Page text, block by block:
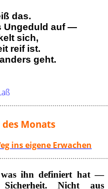
das.
Ungeduld auf —
sich,
reif ist.
geht.
Monats
ins eigene Erwachen
was ihn definiert hat —
Sicherheit. Nicht aus